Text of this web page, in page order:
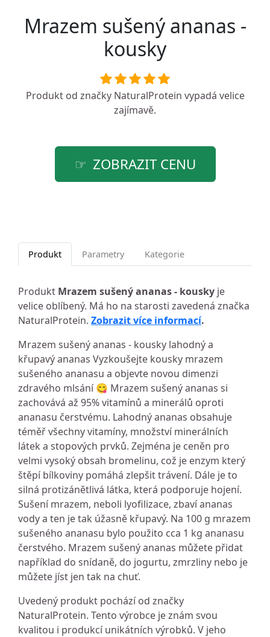
Mrazem sušený ananas -
kousky
Produkt od značky NaturalProtein vypadá velice
zajímavě.
ZOBRAZIT CENU
Produkt Parametry Kategorie
Produkt Mrazem sušený ananas - kousky je
velice oblíbený. Má ho na starosti zavedená značka
NaturalProtein. Zobrazit více informací.
Mrazem sušený ananas - kousky lahodný a
křupavý ananas Vyzkoušejte kousky mrazem
sušeného ananasu a objevte novou dimenzi
zdravého mlsání 😋 Mrazem sušený ananas si
zachovává až 95% vitamínů a minerálů oproti
ananasu čerstvému. Lahodný ananas obsahuje
téměř všechny vitamíny, množství minerálních
látek a stopových prvků. Zejména je ceněn pro
velmi vysoký obsah bromelinu, což je enzym který
štěpí bílkoviny pomáhá zlepšit trávení. Dále je to
silná protizánětlivá látka, která podporuje hojení.
Sušení mrazem, neboli lyofilizace, zbaví ananas
vody a ten je tak úžasně křupavý. Na 100 g mrazem
sušeného ananasu bylo použito cca 1 kg ananasu
čerstvého. Mrazem sušený ananas můžete přidat
například do snídaně, do jogurtu, zmrzliny nebo je
můžete jíst jen tak na chuť.
Uvedený produkt pochází od značky
NaturalProtein. Tento výrobce je znám svou
kvalitou i produkcí unikátních výrobků. V jeho